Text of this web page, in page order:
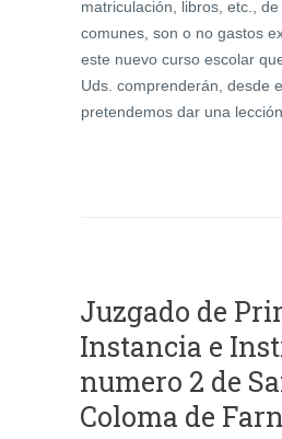
matriculación, libros, etc.,
comunes, son o no gastos
este nuevo curso escolar
Uds. comprenderán, desde
pretendemos dar una
Juzgado de
Instancia e
numero 2 de
Coloma de